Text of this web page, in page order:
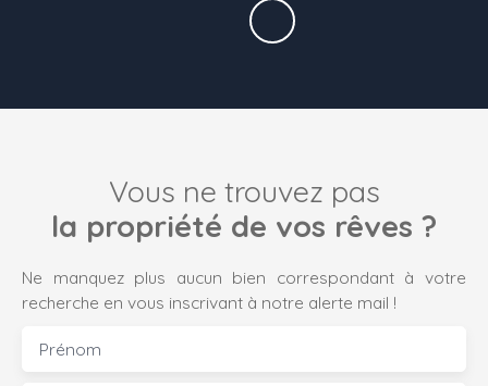
Vous ne trouvez pas
la propriété de vos rêves ?
Ne manquez plus aucun bien correspondant à votre
recherche en vous inscrivant à notre alerte mail !
Prénom